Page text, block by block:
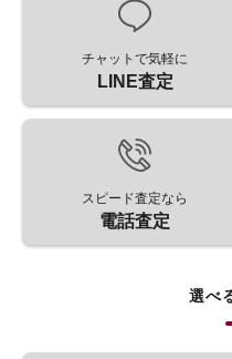
チャットで気軽に
LINE査定
スピード査定なら
電話査定
選べ